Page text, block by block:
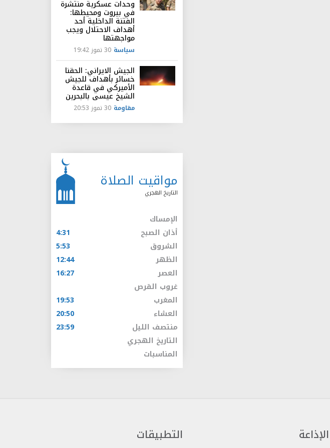
وحدات عسكرية منتشرة
في بيروت ومحيطها:
الفتنة الداخلية أحد
أهداف الاحتلال ويجب
مواجهتها
سياسة 30 تموز 19:42
الجيش الايراني: الحقنا
خسائر بأهداف للجيش
الأميركي في قاعدة
الشيخ عيسى بالبحرين
مقاومة 30 تموز 20:53
مواقيت الصلاة
التاريخ الهجري
الإمساك
أذان الصبح
4:31
الشروق
5:53
الظهر
12:44
العصر
16:27
غروب القرص
المغرب
19:53
العشاء
20:50
منتصف الليل
23:59
التاريخ الهجري
المناسبات
الإذاعة التطبيقات